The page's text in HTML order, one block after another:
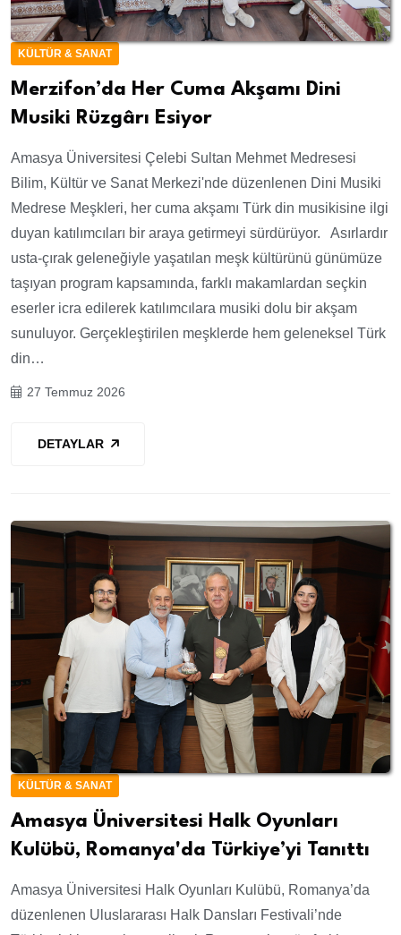
KÜLTÜR & SANAT
Merzifon’da Her Cuma Akşamı Dini
Musiki Rüzgârı Esiyor
Amasya Üniversitesi Çelebi Sultan Mehmet Medresesi
Bilim, Kültür ve Sanat Merkezi'nde düzenlenen Dini Musiki
Medrese Meşkleri, her cuma akşamı Türk din musikisine ilgi
duyan katılımcıları bir araya getirmeyi sürdürüyor. Asırlardır
usta-çırak geleneğiyle yaşatılan meşk kültürünü günümüze
taşıyan program kapsamında, farklı makamlardan seçkin
eserler icra edilerek katılımcılara musiki dolu bir akşam
sunuluyor. Gerçekleştirilen meşklerde hem geleneksel Türk
din…
27 Temmuz 2026
DETAYLAR
KÜLTÜR & SANAT
Amasya Üniversitesi Halk Oyunları
Kulübü, Romanya'da Türkiye’yi Tanıttı
Amasya Üniversitesi Halk Oyunları Kulübü, Romanya’da
düzenlenen Uluslararası Halk Dansları Festivali’nde